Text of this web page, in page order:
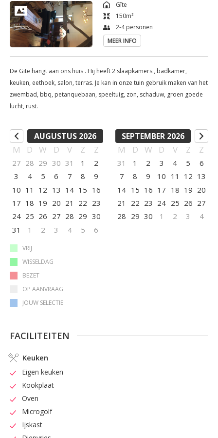
is een restaurant met kruidenier en broodafhaalpunt op 10
minuten stappen ( ja je zal je auto laten staan) Op 15 minuten
rijden ben je in Autun met alle winkels en mogelijkheden.
In de zomer kunnen de gasten ook gebruik maken van het
een kinderspeeltuig een badminton netje, een voetbal goal
enz. er staan ook nog enkele fietsen. )
?De omgeving is ideaal om te wandelen en te fietsen. Van bij
buiten de natuur zijn er heel wat prachtige plaatsjes, dorpen en
steden te ontdekken.
Gîte
150m²
2-4 personen
MEER INFO
De Gite hangt aan ons huis . Hij heeft 2 slaapkamers , badkamer,
keuken, eethoek, salon, terras. Je kan in onze tuin gebruik maken van het
zwembad, bbq, petanquebaan, speeltuig, zon, schaduw, groen goede
lucht, rust.
AUGUSTUS 2026
M D W D V Z Z
27 28 29 30 31 1
2
3
4 5 6 7 8
9
10 11 12 13 14 15 16
17 18 19 20 21 22 23
24 25 26 27 28 29 30
31
1 2 3 4 5 6
SEPTEMBER 2026
M D W D V Z Z
31 1 2 3 4 5
6
7
8 9 10 11 12 13
14 15 16 17 18 19 20
21
22 23 24 25 26 27
28 29 30 1 2 3 4
VRIJ
WISSELDAG
BEZET
OP AANVRAAG
JOUW SELECTIE
FACILITEITEN
Keuken
Eigen keuken
Kookplaat
Oven
Microgolf
Ijskast